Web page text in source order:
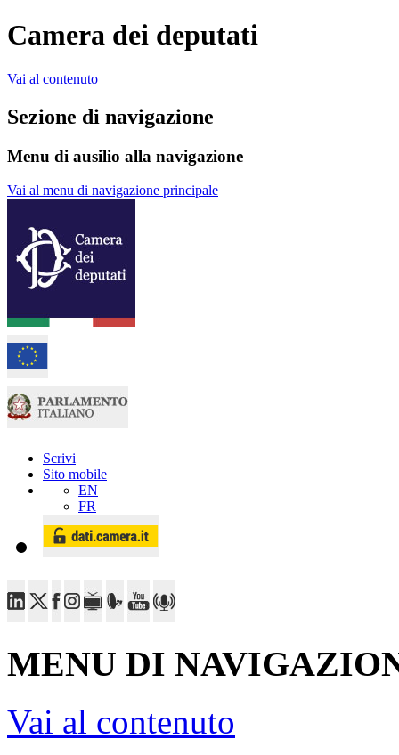
Camera dei deputati
Vai al contenuto
Sezione di navigazione
Menu di ausilio alla navigazione
Vai al menu di navigazione principale
Scrivi
Sito mobile
EN
FR
MENU DI
Vai al contenuto